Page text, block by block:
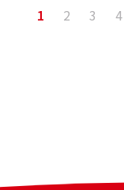
1 2 3 4